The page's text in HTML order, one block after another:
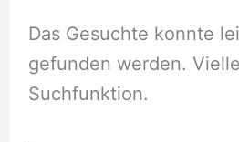
Das Gesuchte konnte
gefunden werden.
Suchfunktion.